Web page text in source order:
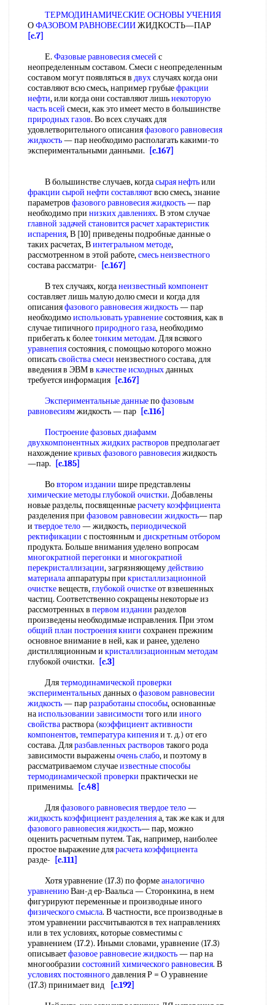
ТЕРМОДИНАМИЧЕСКИЕ ОСНОВЫ УЧЕНИЯ
ОФАЗОВОМ РАВНОВЕСИИЖИДКОСТЬ—ПАР
[c.7]
Е. Фазовые равновесия смесей с
неопределенным составом. Смеси с неопределенным
составом могут появляться в двухслучаях когда они
составляют всю смесь, например грубыефракции
нефти, или когда они составляют лишьнекоторую
частьвсей смеси, как это имеет место в большинстве
природных газов. Во всех случаях для
удовлетворительного описанияфазового равновесия
жидкость— пар необходимо располагать какими-то
экспериментальными данными.
[c.167]
В большинстве случаев, когдасырая нефтьили
фракции сырой нефти составляютвсю смесь, знание
параметров фазового равновесия жидкость— пар
необходимо при низких давлениях. В этом случае
главной задачей становится расчетхарактеристик
испарения, В [10] приведены подробные данные о
таких расчетах, Винтегральном методе,
рассмотренном в этой работе,смесь неизвестного
состава рассматри-
[c.167]
В тех случаях, когданеизвестный компонент
составляет лишь малую долю смеси и когда для
описанияфазового равновесия жидкость— пар
необходимоиспользовать уравнениесостояния, как в
случае типичногоприродного газа, необходимо
прибегать к болеетонким методам. Для всякого
уравнепиясостояния, с помощью которого можно
описатьсвойства смеси неизвестного состава, для
введения в ЭВМ в качестве исходныхданных
требуется информация [c.167]
Экспериментальные данныепофазовым
равновесиямжидкость — пар [c.116]
Построение фазовыхдиафамм
двухкомпонентных жидких растворов предполагает
нахождениекривых фазового равновесияжидкость
—пар.
[c.185]
Вовтором издании шире представлены
химические методы глубокой очистки. Добавлены
новые разделы, посвященныерасчету коэффициента
разделения при фазовом равновесии жидкость— пар
и твердое тело— жидкость,периодической
ректификации с постоянным и дискретным отбором
продукта. Больше внимания уделено вопросам
многократной перегонки и многократной
перекристаллизации, загрязняющемудействию
материалааппаратуры при кристаллизационной
очисткевеществ,глубокой очисткеот взвешенных
частиц. Соответственно сокращены некоторые из
рассмотренных в первом издании разделов
произведены необходимые исправления. При этом
общий план построения книги сохранен прежним
основное внимание в ней, как и ранее, уделено
дистилляционным и кристаллизационным методам
глубокой очистки.
[c.3]
Длятермодинамической проверки
экспериментальныхданных офазовом равновесии
жидкость— парразработаны способы, основанные
наиспользовании зависимости того или иного
свойствараствора (коэффициент активности
компонентов,температура кипенияи т. д.) от его
состава. Дляразбавленных растворов такого рода
зависимости выраженыочень слабо, и поэтому в
рассматриваемом случаеизвестные способы
термодинамической проверки практически не
применимы.
[c.48]
Дляфазового равновесия твердое тело—
жидкость коэффициент разделенияа, так же как и для
фазового равновесия жидкость— пар, можно
оценить расчетным путем. Так, например, наиболее
простое выражение длярасчета коэффициента
разде-
[c.111]
Хотя уравнение (17.3) по формеаналогично
уравнениюВан-д ер-Ваальса — Сторонкина, в нем
фигурируют переменные и производные иного
физического смысла. В частности, все производные в
этом уравнении рассчитываются в тех направлениях
или в тех условиях, которые совместимы с
уравнением (17.2). Иными словами, уравнение (17.3)
описываетфазовое равновесие жидкость— пар на
многообразии состояний химического равновесия. В
условиях постоянногодавления Р = О уравнение
(17.3) принимает вид
[c.192]